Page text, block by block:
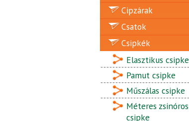
Cipzárak
Csatok
Csipkék
Elasztikus csipke
Pamut csipke
Műszálas csipke
Méteres zsinóros
csipke